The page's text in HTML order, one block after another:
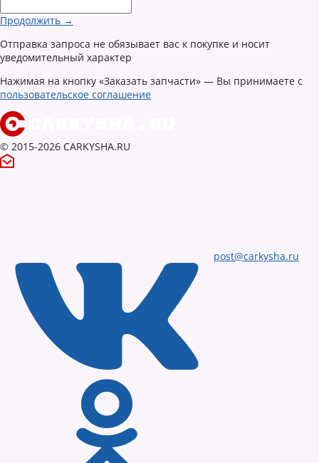
Продолжить →
Отправка запроса не обязывает вас к покупке и носит
уведомительный характер
Нажимая на кнопку «Заказать запчасти» — Вы принимаете с
пользовательское соглашение
© 2015-2026 CARKYSHA.RU
post@carkysha.ru